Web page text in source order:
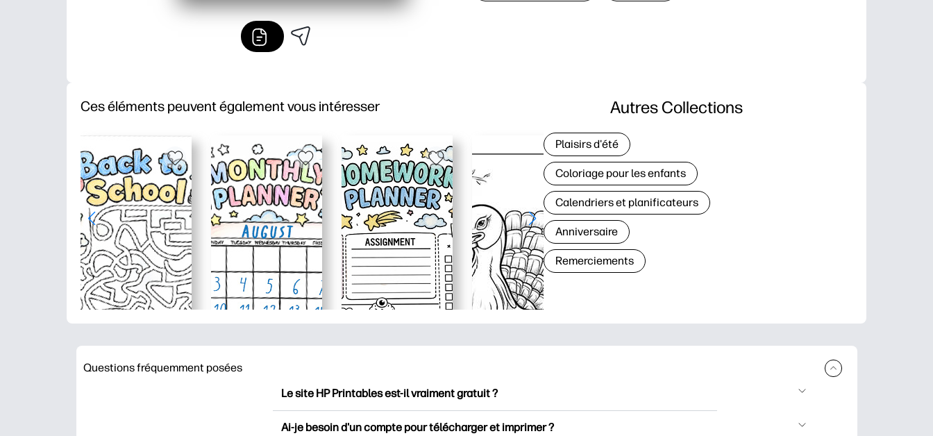
Ces éléments peuvent également vous intéresser Autres Collections
Plaisirs d'été
Coloriage pour les enfants
Calendriers et planificateurs
Anniversaire
Remerciements
Questions fréquemment posées
Le site HP Printables est-il vraiment gratuit ?
Ai-je besoin d'un compte pour télécharger et imprimer ?